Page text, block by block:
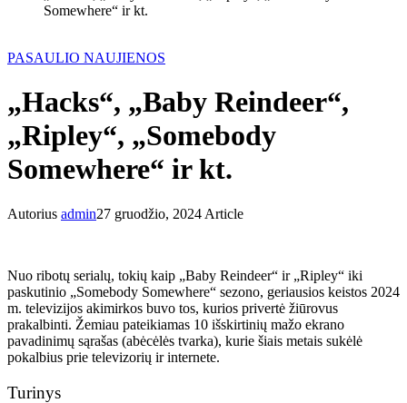
Somewhere“ ir kt.
PASAULIO NAUJIENOS
„Hacks“, „Baby Reindeer“,
„Ripley“, „Somebody
Somewhere“ ir kt.
Autorius admin27 gruodžio, 2024 Article
Nuo ribotų serialų, tokių kaip „Baby Reindeer“ ir „Ripley“ iki
paskutinio „Somebody Somewhere“ sezono, geriausios keistos 2024
m. televizijos akimirkos buvo tos, kurios privertė žiūrovus
prakalbinti. Žemiau pateikiamas 10 išskirtinių mažo ekrano
pavadinimų sąrašas (abėcėlės tvarka), kurie šiais metais sukėlė
pokalbius prie televizorių ir internete.
Turinys